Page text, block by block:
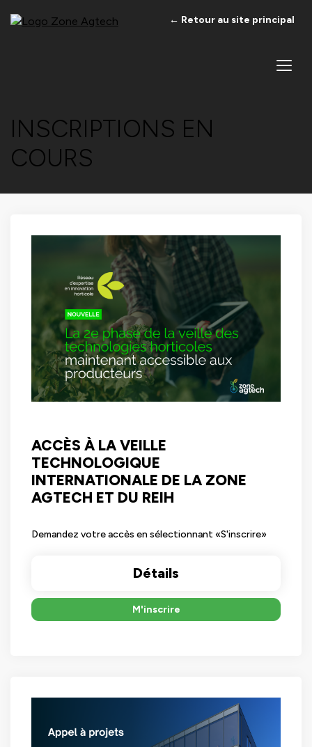
← Retour au site principal
INSCRIPTIONS EN
COURS
ACCÈS À LA VEILLE
TECHNOLOGIQUE
INTERNATIONALE DE LA ZONE
AGTECH ET DU REIH
Demandez votre accès en sélectionnant «S'inscrire»
Détails
M'inscrire